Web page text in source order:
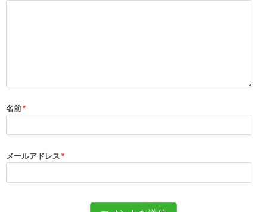
名前*
メールアドレス *